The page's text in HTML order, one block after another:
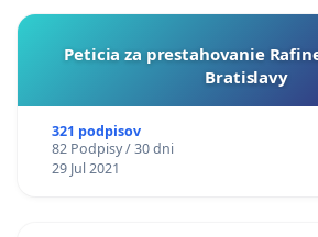
Peticia za prestahovanie
Bratislavy
321 podpisov
82 Podpisy / 30 dni
29 Jul 2021